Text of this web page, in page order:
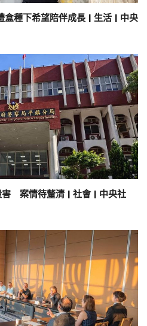
種下希望陪伴成長 | 生活 | 中央
害 案情待釐清 | 社會 | 中央社